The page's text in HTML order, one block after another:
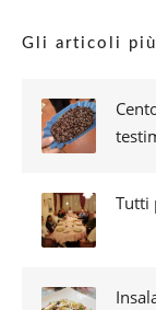
Gli articoli
Tutti